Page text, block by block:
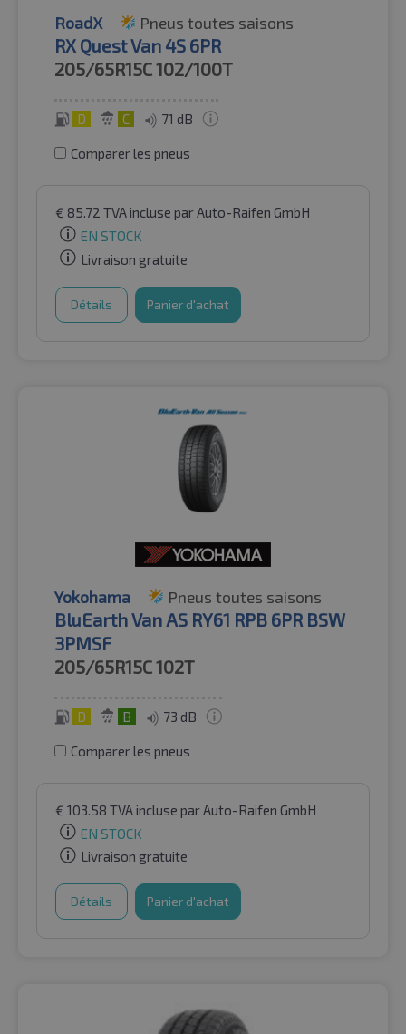
RoadX Pneus toutes saisons
RX Quest Van 4S 6PR
205/65R15C102/100T
D C 71 dB
Comparer les pneus
€ 85.72 TVA incluse par Auto-Raifen GmbH
EN STOCK
Livraison gratuite
Détails Panier d'achat
Yokohama Pneus toutes saisons
BluEarth Van AS RY61 RPB 6PR BSW
3PMSF
205/65R15C102T
D B 73 dB
Comparer les pneus
€ 103.58 TVA incluse par Auto-Raifen GmbH
EN STOCK
Livraison gratuite
Détails Panier d'achat